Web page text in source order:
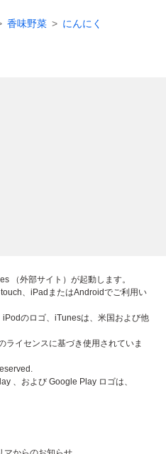
香味野菜 にんにく
（外部サイト）が起動します。
、iPadまたはAndroidでご利用い
のロゴ、iTunesは、米国および他
ライセンスに基づき使用されていま
、および Google Play ロゴは、